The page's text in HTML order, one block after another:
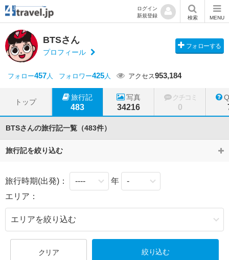
ログイン
新規登録
検索 MENU
BTSさん
プロフィール
フォローする
フォロー457人 フォロワー425人 アクセス953,184
トップ
旅行記
483
写真
34216
クチコミ
0
BTSさんの旅行記一覧（483件）
旅行記を絞り込む
旅行時期(出発)：
年
エリア：
クリア